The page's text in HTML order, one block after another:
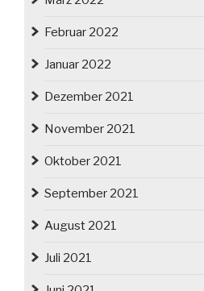
Februar 2022
Januar 2022
Dezember 2021
November 2021
Oktober 2021
September 2021
August 2021
Juli 2021